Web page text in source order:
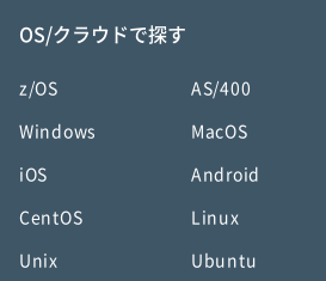
OS/クラウドで探す
z/OS AS/400
Windows MacOS
iOS Android
CentOS Linux
Unix Ubuntu